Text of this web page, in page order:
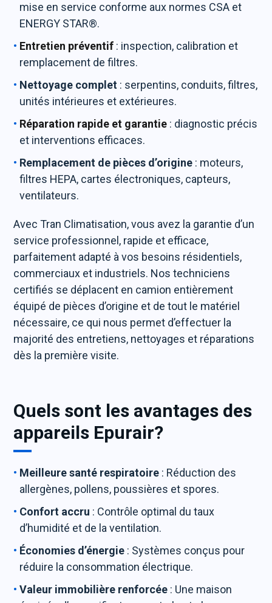
mise en service conforme aux normes CSA et
ENERGY STAR®.
Entretien préventif : inspection, calibration et
remplacement de filtres.
Nettoyage complet : serpentins, conduits, filtres,
unités intérieures et extérieures.
Réparation rapide et garantie : diagnostic précis
et interventions efficaces.
Remplacement de pièces d’origine : moteurs,
filtres HEPA, cartes électroniques, capteurs,
ventilateurs.
Avec Tran Climatisation, vous avez la garantie d’un
service professionnel, rapide et efficace,
parfaitement adapté à vos besoins résidentiels,
commerciaux et industriels. Nos techniciens
certifiés se déplacent en camion entièrement
équipé de pièces d’origine et de tout le matériel
nécessaire, ce qui nous permet d’effectuer la
majorité des entretiens, nettoyages et réparations
dès la première visite.
Quels sont les avantages des
appareils Epurair?
Meilleure santé respiratoire : Réduction des
allergènes, pollens, poussières et spores.
Confort accru : Contrôle optimal du taux
d’humidité et de la ventilation.
Économies d’énergie : Systèmes conçus pour
réduire la consommation électrique.
Valeur immobilière renforcée : Une maison